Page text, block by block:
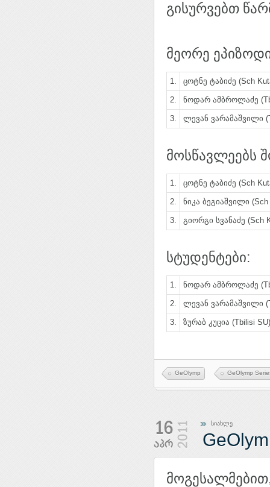
გისურვებთ
მეორე
1. ცოტნე ტაბიძე (Sch
2. ნოდარ ამბროლაძე
3. ლევან ვარამაშვილი
მოსწავლეებს
1. ცოტნე ტაბიძე (Sch
2. ნიკა ბეგიაშვილი (Sch
3. გიორგი სვანაძე (Sch
სტუდენტები:
1. ნოდარ ამბროლაძე
2. ლევან ვარამაშვილი
3. ზურაბ კუცია (Tbilisi SU)
GeOlymp GeOlymp
სიახლე